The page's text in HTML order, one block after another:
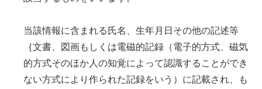
当該情報に含まれる氏名、生年月日その他の記述等
｛文書、図画もしくは電磁的記録（電子的方式、磁気
的方式そのほか人の知覚によって認識することができ
ない方式により作られた記録をいう）に記載され、も